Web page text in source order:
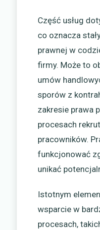
Część usług
co oznacza
prawnej w
firmy. Może to
umów
sporów z
zakresie prawa
procesach
pracowników.
funkcjonować
unikać
Istotnym
wsparcie w
procesach,